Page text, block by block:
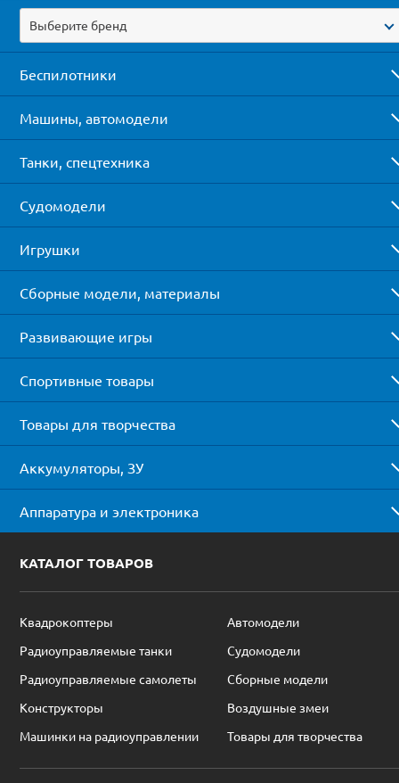
Выберите бренд
Беспилотники
Машины, автомодели
Танки, спецтехника
Судомодели
Игрушки
Сборные модели, материалы
Развивающие игры
Спортивные товары
Товары для творчества
Аккумуляторы, ЗУ
Аппаратура и электроника
КАТАЛОГ ТОВАРОВ
Квадрокоптеры
Автомодели
Радиоуправляемые танки
Судомодели
Радиоуправляемые самолеты
Сборные модели
Конструкторы
Воздушные змеи
Машинки на радиоуправлении
Товары для творчества